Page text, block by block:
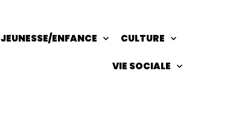
JEUNESSE/ENFANCE CULTURE
VIE SOCIALE